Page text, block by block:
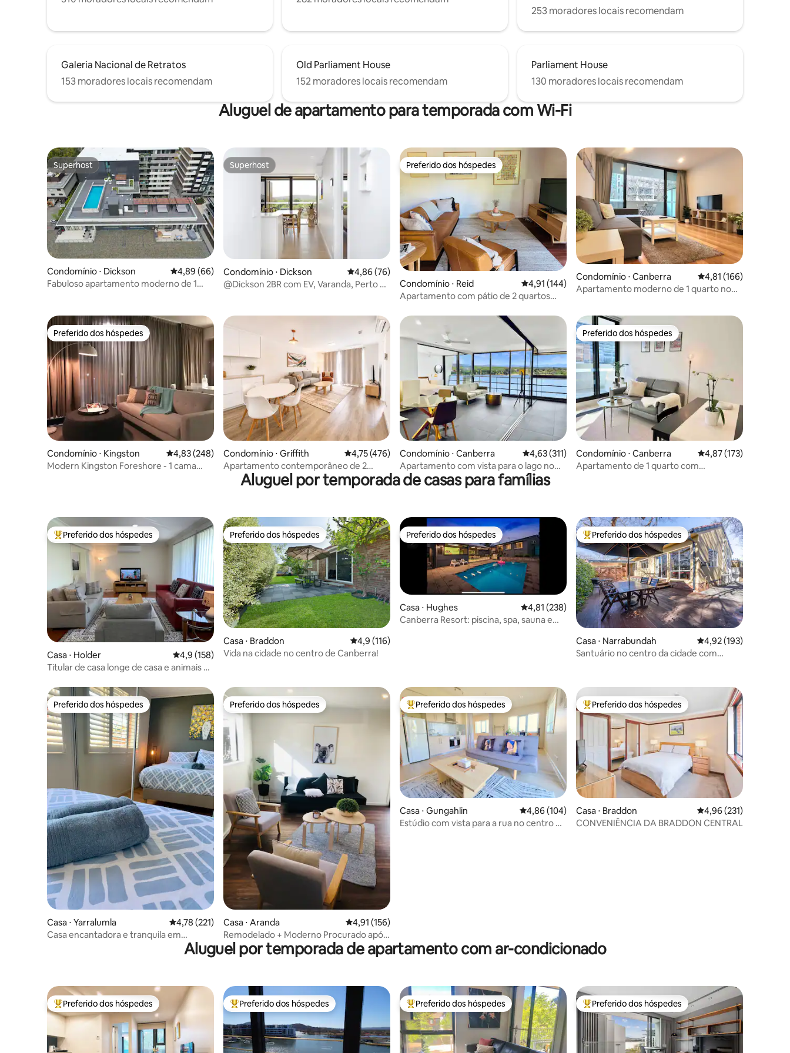
253 moradores locais recomendam
Galeria Nacional de Retratos
153 moradores locais recomendam
Old Parliament House
152 moradores locais recomendam
Parliament House
130 moradores locais recomendam
Aluguel de apartamento para temporada com Wi-Fi
Superhost
Superhost
Condomínio ⋅ Dickson 4,89 de uma avaliação média de 5, 66 avaliações
4,89 (66)
Fabuloso apartamento moderno de 1
Superhost
Superhost
Condomínio ⋅ Dickson 4,86 de uma avaliação média de 5, 76 avaliações
4,86 (76)
@Dickson 2BR com EV, Varanda, Perto do
Preferido dos hóspedes
Preferido dos hóspedes
Condomínio ⋅ Reid 4,91 de uma avaliação média de 5, 144 avaliações
4,91 (144)
Apartamento com pátio de 2 quartos
Condomínio ⋅ Canberra 4,81 de uma avaliação
4,81 (166)
Apartamento moderno de 1 quarto no
Preferido dos hóspedes
Preferido dos hóspedes
Condomínio ⋅ Kingston 4,83 de uma avaliação média de 5, 248 avaliações
4,83 (248)
Modern Kingston Foreshore - 1 cama
Condomínio ⋅ Griffith 4,75 de uma avaliação média de 5, 476 avaliações
4,75 (476)
Apartamento contemporâneo de 2
quartos em Kingston
Condomínio ⋅ Canberra 4,63 de uma avaliação média de 5, 311 avaliações
4,63 (311)
Apartamento com vista para o lago no
centro da cidade, Triângulo do
Congresso, Universidade Nacional
Preferido dos hóspedes
Preferido dos hóspedes
Condomínio ⋅ Canberra 4,87 de uma avaliação
4,87 (173)
Apartamento de 1 quarto com
Aluguel por temporada de casas para famílias
Entre os melhores preferidos dos hóspedes
Preferido dos hóspedes
Casa ⋅ Holder 4,9 de uma avaliação média de 5, 158 avaliações
4,9 (158)
Titular de casa longe de casa e animais de
Preferido dos hóspedes
Preferido dos hóspedes
Casa ⋅ Braddon 4,9 de uma avaliação média de 5, 116 avaliações
4,9 (116)
Vida na cidade no centro de Canberra!
Preferido dos hóspedes
Preferido dos hóspedes
Casa ⋅ Hughes 4,81 de uma avaliação média de 5, 238 avaliações
4,81 (238)
Canberra Resort: piscina, spa, sauna e
Entre os melhores preferidos dos hóspedes
Preferido dos hóspedes
Casa ⋅ Narrabundah 4,92 de uma avaliação
4,92 (193)
Santuário no centro da cidade com
Preferido dos hóspedes
Preferido dos hóspedes
Casa ⋅ Yarralumla 4,78 de uma avaliação média de 5, 221 avaliações
4,78 (221)
Casa encantadora e tranquila em
Preferido dos hóspedes
Preferido dos hóspedes
Casa ⋅ Aranda 4,91 de uma avaliação média de 5, 156 avaliações
4,91 (156)
Remodelado + Moderno Procurado após
a localização ~5 estrelas
Entre os melhores preferidos dos hóspedes
Preferido dos hóspedes
Casa ⋅ Gungahlin 4,86 de uma avaliação média de 5, 104 avaliações
4,86 (104)
Estúdio com vista para a rua no centro de
Entre os melhores preferidos dos hóspedes
Preferido dos hóspedes
Casa ⋅ Braddon 4,96 de uma avaliação
4,96 (231)
CONVENIÊNCIA DA BRADDON CENTRAL
Aluguel por temporada de apartamento com ar-condicionado
Entre os melhores preferidos dos hóspedes
Preferido dos hóspedes Entre os melhores preferidos dos hóspedes
Preferido dos hóspedes Entre os melhores preferidos dos hóspedes
Preferido dos hóspedes Entre os melhores preferidos dos hóspedes
Preferido dos hóspedes